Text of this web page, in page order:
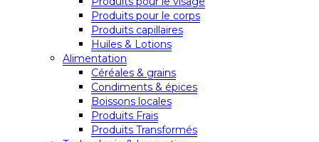
Produits pour le corps
Produits capillaires
Huiles & Lotions
Alimentation
Céréales & grains
Condiments & épices
Boissons locales
Produits Frais
Produits Transformés